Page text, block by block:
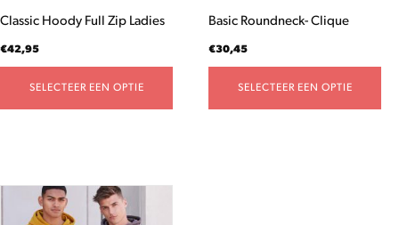
Classic Hoody Full Zip Ladies
€42,95
SELECTEER EEN OPTIE
op
de
Basic Roundneck- Clique
€30,45
SELECTEER EEN OPTIE
op
de
product